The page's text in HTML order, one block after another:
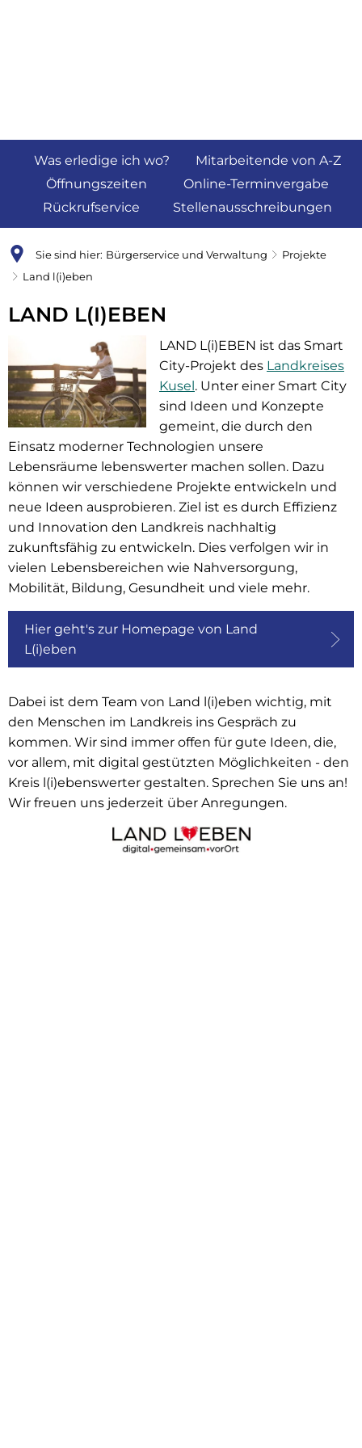
Was erledige ich wo?
Mitarbeitende von A-Z
Öffnungszeiten
Online-Terminvergabe
Rückrufservice
Stellenausschreibungen
Sie sind hier: Bürgerservice und Verwaltung
Projekte
Land l(i)eben
Land
LAND L(I)EBEN
LAND L(i)EBEN ist das Smart
City-Projekt des Landkreises
Kusel. Unter einer Smart City
sind Ideen und Konzepte
gemeint, die durch den
Einsatz moderner Technologien unsere
Lebensräume lebenswerter machen sollen. Dazu
können wir verschiedene Projekte entwickeln und
neue Ideen ausprobieren. Ziel ist es durch Effizienz
und Innovation den Landkreis nachhaltig
zukunftsfähig zu entwickeln. Dies verfolgen wir in
vielen Lebensbereichen wie Nahversorgung,
Mobilität, Bildung, Gesundheit und viele mehr.
Hier geht's zur Homepage von Land
L(i)eben
Dabei ist dem Team von Land l(i)eben wichtig, mit
den Menschen im Landkreis ins Gespräch zu
kommen. Wir sind immer offen für gute Ideen, die,
vor allem, mit digital gestützten Möglichkeiten - den
Kreis l(i)ebenswerter gestalten. Sprechen Sie uns an!
Wir freuen uns jederzeit über Anregungen.